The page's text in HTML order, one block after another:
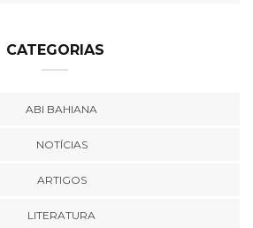
CATEGORIAS
ABI BAHIANA
NOTÍCIAS
ARTIGOS
LITERATURA